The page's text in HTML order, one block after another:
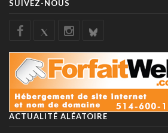
SUIVEZ-NOUS
ACTUALITÉ ALÉATOIRE